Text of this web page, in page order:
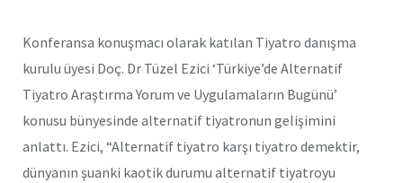
Konferansa konuşmacı olarak katılan Tiyatro danışma
kurulu üyesi Doç. Dr Tüzel Ezici ‘Türkiye’de Alternatif
Tiyatro Araştırma Yorum ve Uygulamaların Bugünü’
konusu bünyesinde alternatif tiyatronun gelişimini
anlattı. Ezici, “Alternatif tiyatro karşı tiyatro demektir,
dünyanın şuanki kaotik durumu alternatif tiyatroyu